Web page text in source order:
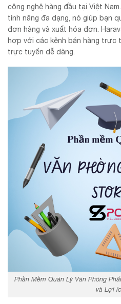
công nghệ hàng đầu tại Việt
tính năng đa dạng, nó giúp bạn
đơn hàng và xuất hóa đơn.
hợp với các kênh bán hàng trực
trực tuyến dễ dàng.
Phần Mềm Quản Lý Văn Phòng
và Lợi